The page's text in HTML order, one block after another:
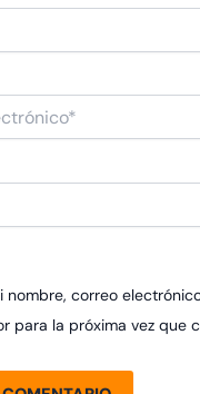
nombre, correo
para la próxima vez que